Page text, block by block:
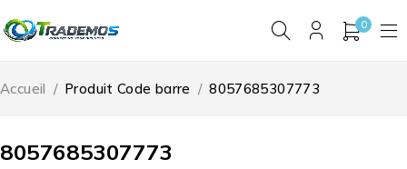
0
8057685307773
Accueil / Produit Code barre / 8057685307773